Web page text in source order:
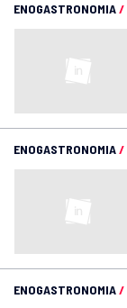
ENOGASTRONOMIA/
ENOGASTRONOMIA/
ENOGASTRONOMIA/